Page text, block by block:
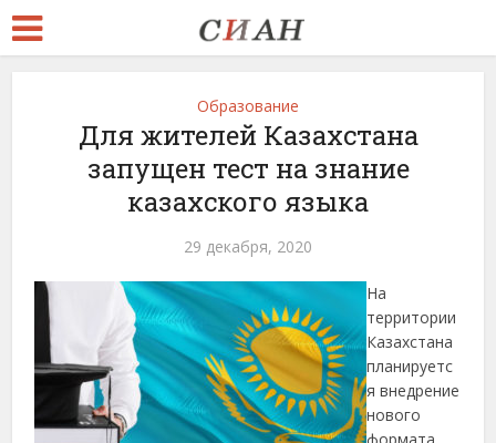
Образование
Для жителей Казахстана
запущен тест на знание
казахского языка
29 декабря, 2020
На
территории
Казахстана
планируетс
я внедрение
нового